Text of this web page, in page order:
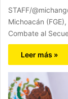
STAFF/
Michoacán
Combate al
Leer más »